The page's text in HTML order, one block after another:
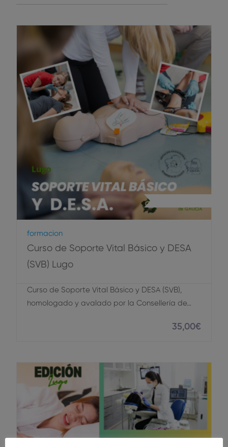
Formacion
Curso de Soporte Vital Básico y DESA
(SVB) Lugo
Curso de Soporte Vital Básico y DESA (SVB),
homologado y avalado por la Consellería de…
35,00€